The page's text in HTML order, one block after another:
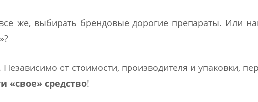
же, выбирать брендовые дорогие препараты. Или
от стоимости, производителя и упаковки,
«свое» средство!